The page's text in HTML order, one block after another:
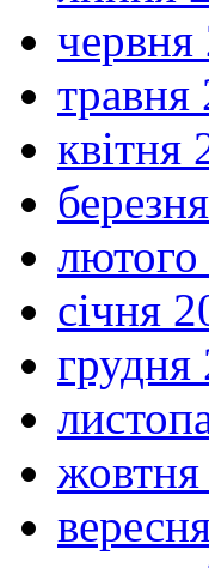
травня
квітня
січня